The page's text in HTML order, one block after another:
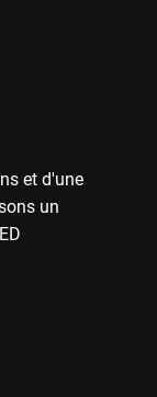
et d'une
un